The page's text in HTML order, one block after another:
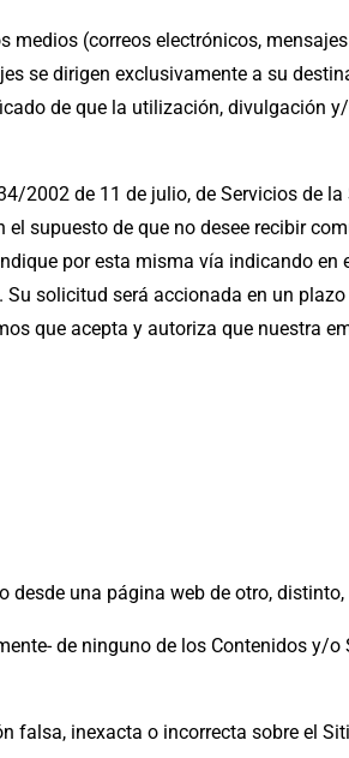
medios (correos electrónicos,
se dirigen exclusivamente a su
de que la utilización, divulgación
2002 de 11 de julio, de Servicios de
supuesto de que no desee recibir
por esta misma vía indicando en
solicitud será accionada en un
que acepta y autoriza que nuestra
desde una página web de otro,
de ninguno de los Contenidos y/
inexacta o incorrecta sobre el